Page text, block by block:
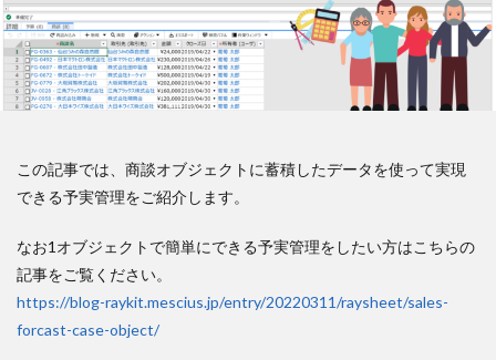
この記事では、商談オブジェクトに蓄積したデータを使って実現
できる予実管理をご紹介します。
なお1オブジェクトで簡単にできる予実管理をしたい方はこちらの
記事をご覧ください。
https://blog-raykit.mescius.jp/entry/20220311/raysheet/sales-
forcast-case-object/